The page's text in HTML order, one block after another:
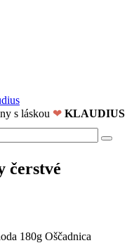
s láskou ❤ KLAUDIUS
čerstvé
180g Oščadnica